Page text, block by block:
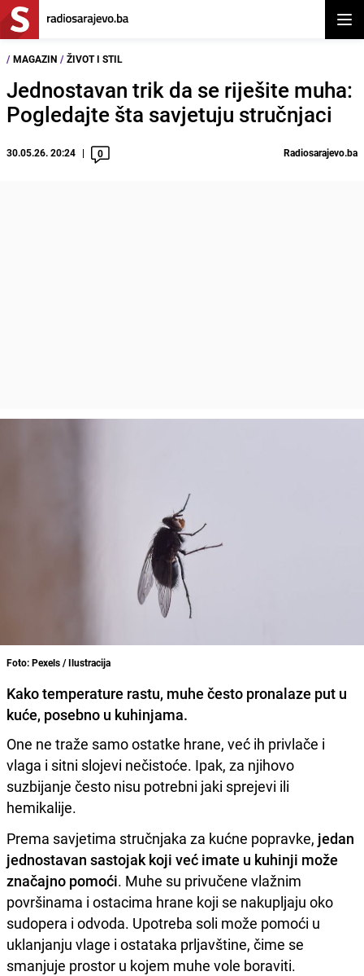
/ MAGAZIN / ŽIVOT I STIL
Jednostavan trik da se riješite muha:
Pogledajte šta savjetuju stručnjaci
30.05.26. 20:24 0 Radiosarajevo.ba
Foto: Pexels / Ilustracija
Kako temperature rastu, muhe često pronalaze put u
kuće, posebno u kuhinjama.
One ne traže samo ostatke hrane, već ih privlače i
vlaga i sitni slojevi nečistoće. Ipak, za njihovo
suzbijanje često nisu potrebni jaki sprejevi ili
hemikalije.
Prema savjetima stručnjaka za kućne popravke, jedan
jednostavan sastojak koji već imate u kuhinji može
značajno pomoći. Muhe su privučene vlažnim
površinama i ostacima hrane koji se nakupljaju oko
sudopera i odvoda. Upotreba soli može pomoći u
uklanjanju vlage i ostataka prljavštine, čime se
smanjuje prostor u kojem muhe vole boraviti.